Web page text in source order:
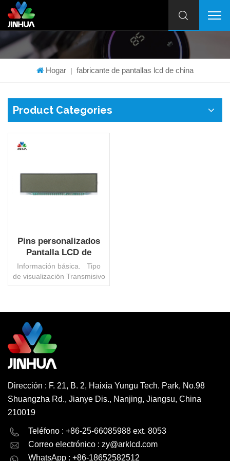
Hogar | fabricante de pantallas lcd de china
Product Categories
Pins personalizados
Pantalla LCD de
segmento TN
reflectante positivo
para medidor de gas
Información básica. Tipo
de visualización Transmisivo
AA 72x16 mm Ángulo de
operativa. -30 ° ~ 80 ° C
Protección ambiental ROHS
HSF Interfaz Ninguno
Control de IC Ninguno
Paquete de transporte
Origen Porcelana Código
HS 8531200000 Capacidad
de producción 3000000
negociables
Dirección : F. 21, B. 2, Haixia Yungu Tech. Park, No.98
Shuangzha Rd., Jianye Dis., Nanjing, Jiangsu, China
210019
Teléfono : +86-25-66085988 ext. 8053
Correo electrónico : zy@arklcd.com
WhatsApp : +86-18652582512
English Deutsch
русский español